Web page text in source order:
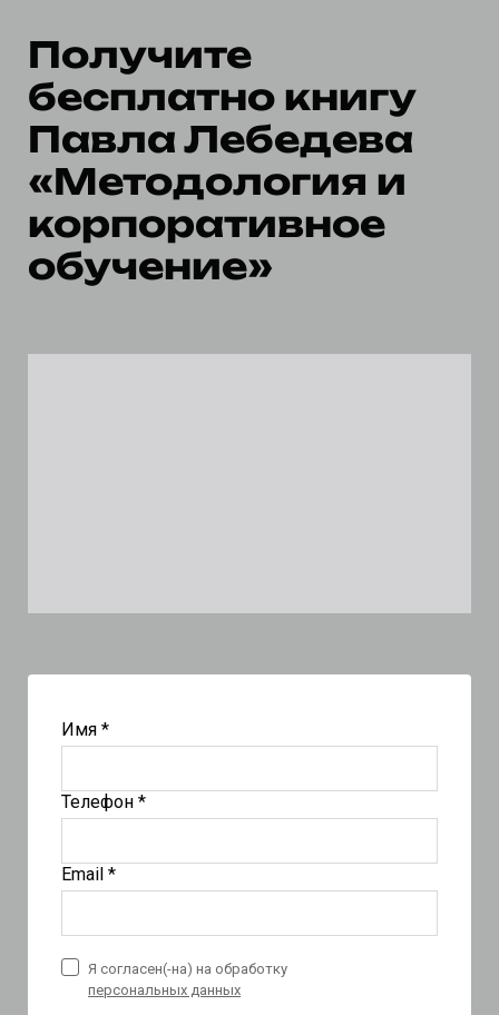
Получите
бесплатно книгу
Павла Лебедева
«Методология и
корпоративное
обучение»
Имя *
Телефон *
Email *
Я согласен(-на) на обработку
персональных данных